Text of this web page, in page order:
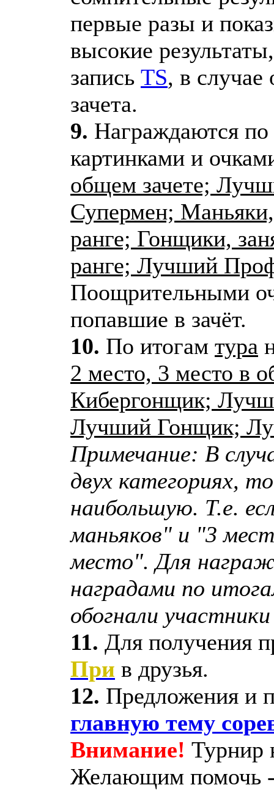
первые разы и
высокие
запись TS, в случае
зачета.
9. Награждаются
картинками и
общем зачете;
Супермен;
ранге; Гонщики,
ранге; Лучший
Поощрительными
попавшие в зачёт.
10. По итогам тура
2 место, 3 место в
Кибергонщик;
Лучший Гонщик;
Примечание: В
двух категориях,
наибольшую. Т.е.
маньяков" и "3
место". Для
наградами по
обогнали
11. Для получения
При в друзья.
12. Предложения и
главную тему
Внимание! Турнир
Желающим помочь -